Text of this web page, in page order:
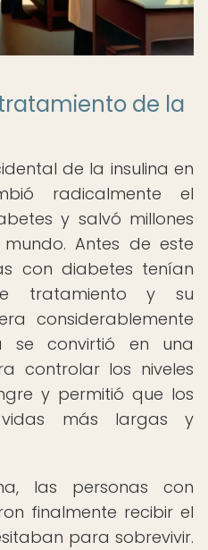
de la
de la insulina en
radicalmente el
y salvó millones
Antes de este
con diabetes tenían
tratamiento y su
considerablemente
se convirtió en una
controlar los niveles
y permitió que los
vidas más largas y
las personas con
finalmente recibir el
para sobrevivir.